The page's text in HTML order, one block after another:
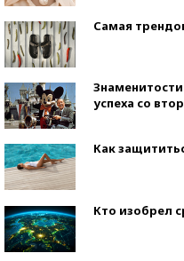
Самая
успеха со
Как
Кто изобрел